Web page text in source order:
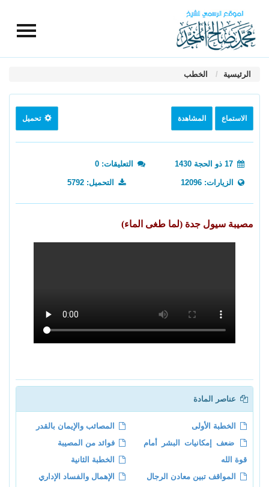
الرئيسية الخطب
الاستماع المشاهدة تحميل
التعليقات: 0
الزيارات: 12096 التحميل: 5792
مصيبة سيول جدة (لما طغى الماء)
عناصر المادة
الخطبة الأولى
المصائب والإيمان بالقدر
ضعف إمكانيات البشر أمام
قوة الله
فوائد من المصيبة
الخطبة الثانية
المواقف تبين معادن الرجال
الإهمال والفساد الإداري